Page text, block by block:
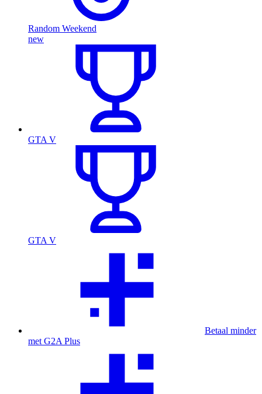
Random Weekend
new
GTA V
GTA V
Betaal minder
met G2A Plus